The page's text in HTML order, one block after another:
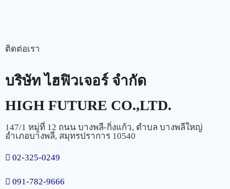
ติดต่อเรา
บริษัท ไฮฟิวเจอร์ จำกัด
HIGH FUTURE CO.,LTD.
147/1 หมู่ที่ 12 ถนน บางพลี-กิ่งแก้ว, ตำบล บางพลีใหญ่
อำเภอบางพลี, สมุทรปราการ 10540
02-325-0249
091-782-9666